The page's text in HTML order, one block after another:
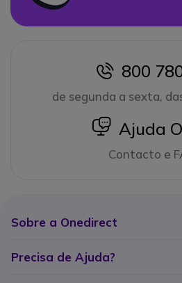
icon
800
de segunda a sexta,
icon
Ajuda
Contacto e
Sobre a Onedirect
Precisa de Ajuda?